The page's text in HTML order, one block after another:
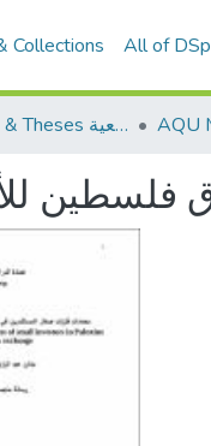
Collections All of
Dissertations & Theses الرسائل الجامعية